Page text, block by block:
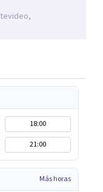
18:00
21:00
Más horas